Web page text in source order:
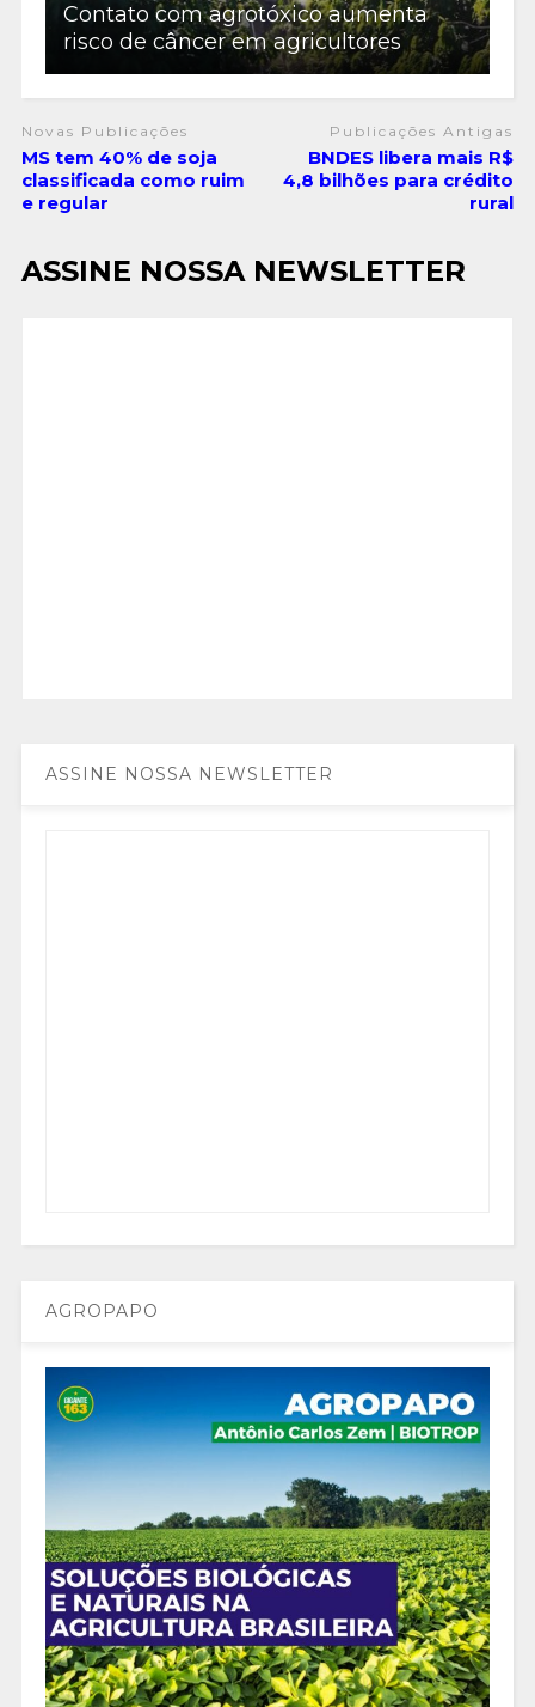
Contato com agrotóxico aumenta
risco de câncer em agricultores
Novas Publicações
MS tem 40% de soja
classificada como ruim
e regular
Publicações Antigas
BNDES libera mais R$
4,8 bilhões para crédito
rural
ASSINE NOSSA NEWSLETTER
ASSINE NOSSA NEWSLETTER
AGROPAPO